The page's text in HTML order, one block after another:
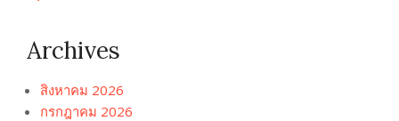
Archives
สิงหาคม 2026
กรกฎาคม 2026